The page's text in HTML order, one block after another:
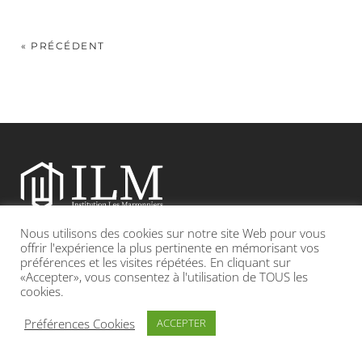
« PRÉCÉDENT
Etablissement catholique sous contrat d’association avec l’Etat
Adresse : 19, Grande rue 69420 CONDRIEU
INFOS LÉGALES POLITIQUE DE CONFIDENTIALITÉ
Nous utilisons des cookies sur notre site Web pour vous
offrir l'expérience la plus pertinente en mémorisant vos
préférences et les visites répétées. En cliquant sur
«Accepter», vous consentez à l'utilisation de TOUS les
cookies.
Préférences Cookies
ACCEPTER